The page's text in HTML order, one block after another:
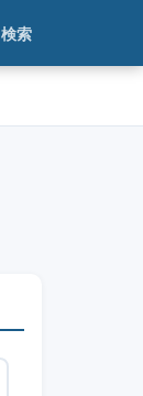
検索